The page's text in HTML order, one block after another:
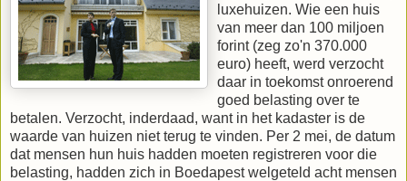
luxehuizen. Wie een huis
van meer dan 100 miljoen
forint (zeg zo'n 370.000
euro) heeft, werd verzocht
daar in toekomst onroerend
goed belasting over te
betalen. Verzocht, inderdaad, want in het kadaster is de
waarde van huizen niet terug te vinden. Per 2 mei, de datum
dat mensen hun huis hadden moeten registreren voor die
belasting, hadden zich in Boedapest welgeteld acht mensen